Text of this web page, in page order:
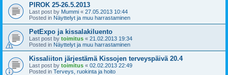
PIROK 25-26.5.2013
Last post by Mummi « 27.05.2013 10:44
Posted in Näyttelyt ja muu harrastaminen
PetExpo ja kissalakiluento
Last post by toimitus « 21.02.2013 19:34
Posted in Näyttelyt ja muu harrastaminen
Kissaliiton järjestämä Kissojen terveyspäivä 20.4
Last post by toimitus « 02.02.2013 22:49
Posted in Terveys, ruokinta ja hoito